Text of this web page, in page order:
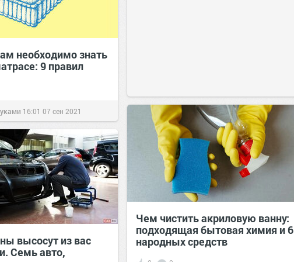
необходимо знать
9 правил
16:01 07 сен 2021
Чем чистить акриловую ванну:
подходящая бытовая химия и 6
народных средств
высосут из вас
Семь авто,